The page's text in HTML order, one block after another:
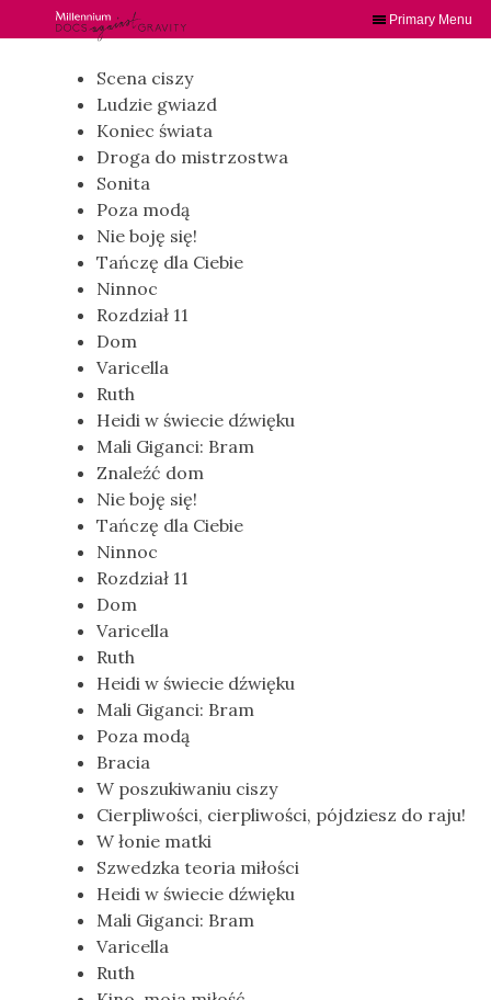
Primary Menu
Scena ciszy
Ludzie gwiazd
Koniec świata
Droga do mistrzostwa
Sonita
Poza modą
Nie boję się!
Tańczę dla Ciebie
Ninnoc
Rozdział 11
Dom
Varicella
Ruth
Heidi w świecie dźwięku
Mali Giganci: Bram
Znaleźć dom
Nie boję się!
Tańczę dla Ciebie
Ninnoc
Rozdział 11
Dom
Varicella
Ruth
Heidi w świecie dźwięku
Mali Giganci: Bram
Poza modą
Bracia
W poszukiwaniu ciszy
Cierpliwości, cierpliwości, pójdziesz do raju!
W łonie matki
Szwedzka teoria miłości
Heidi w świecie dźwięku
Mali Giganci: Bram
Varicella
Ruth